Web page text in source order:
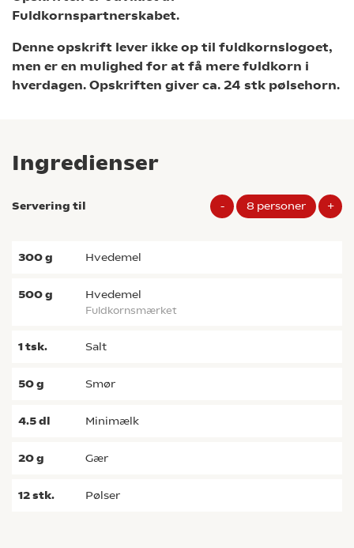
Fuldkornspartnerskabet.
Denne opskrift lever ikke op til fuldkornslogoet,
men er en mulighed for at få mere fuldkorn i
hverdagen. Opskriften giver ca. 24 stk pølsehorn.
Ingredienser
Servering til - 8 personer +
300g hvedemel
500g hvedemel
fuldkornsmærket
1tsk. salt
50g smør
4.5dl minimælk
20g gær
12stk. pølser